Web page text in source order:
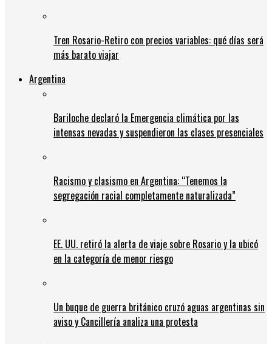
Tren Rosario-Retiro con precios variables: qué días será
más barato viajar
Argentina
Bariloche declaró la Emergencia climática por las
intensas nevadas y suspendieron las clases presenciales
Racismo y clasismo en Argentina: “Tenemos la
segregación racial completamente naturalizada”
EE. UU. retiró la alerta de viaje sobre Rosario y la ubicó
en la categoría de menor riesgo
Un buque de guerra británico cruzó aguas argentinas sin
aviso y Cancillería analiza una protesta